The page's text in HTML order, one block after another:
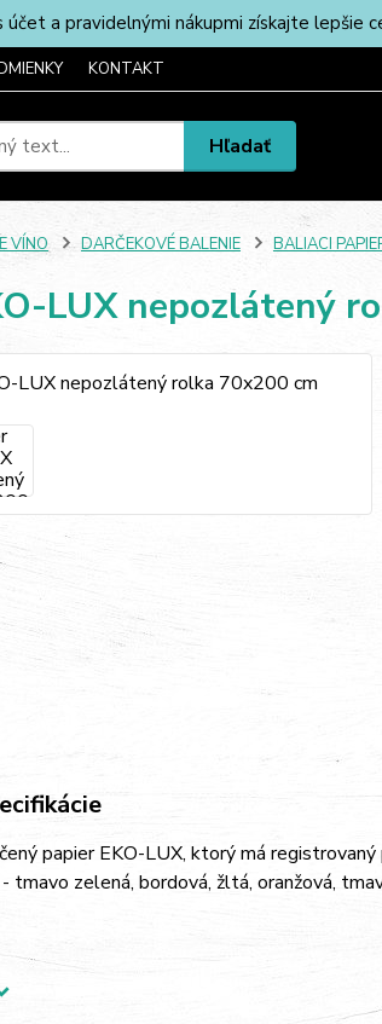
a pravidelnými nákupmi získajte lepšie
KONTAKT
Hľadať
VÍNO DARČEKOVÉ BALENIE BALIACI
LUX nepozlátený
papier EKO-LUX, ktorý má
tmavo zelená, bordová, žltá, oranžová,